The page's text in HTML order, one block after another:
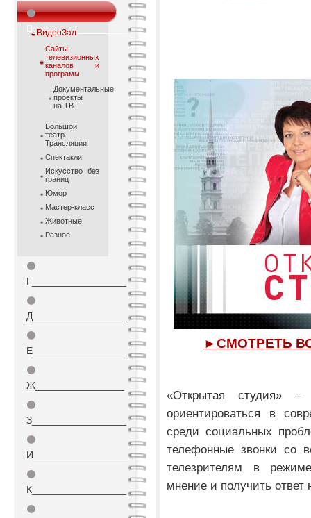
⚫
В_________________
ВидеоЗал
Cайты
телевизионных
каналов и
программ
Документальные
проекты
на ТВ
Большой
театр.
Трансляции
Спектакли
Искусство без
границ
Юмор
Мастер-класс
Животные
Разное
⚫
Г_________________
⚫
Д_________________
⚫
Е_________________
⚫
Ж________________
⚫
З_________________
⚫
И_________________
⚫
К_________________
⚫
►СМОТРЕТЬ
«Открытая студия»
ориентироваться в
среди социальных
телефонные звонки со
телезрителям в
мнение и получить